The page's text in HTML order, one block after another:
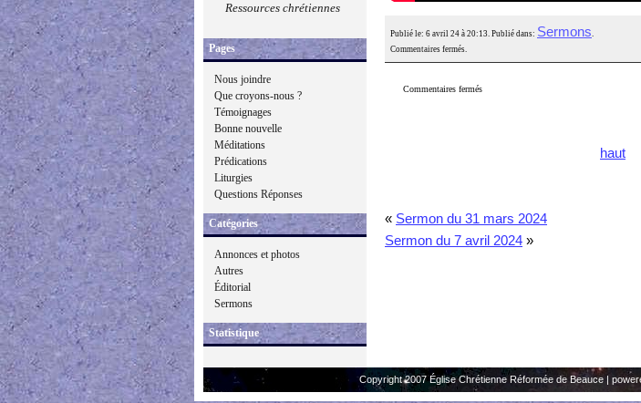
Ressources chrétiennes
Pages
Nous joindre
Que croyons-nous ?
Témoignages
Bonne nouvelle
Méditations
Prédications
Liturgies
Questions Réponses
Catégories
Annonces et photos
Autres
Éditorial
Sermons
Statistique
Publié le: 6 avril 24 à 20:13. Publié dans: Sermons
Commentaires fermés.
Commentaires fermés
haut
« Sermon du 31 mars 2024
Sermon du 7 avril 2024 »
Copyright 2007 Église Chrétienne Réformée de Beauce |